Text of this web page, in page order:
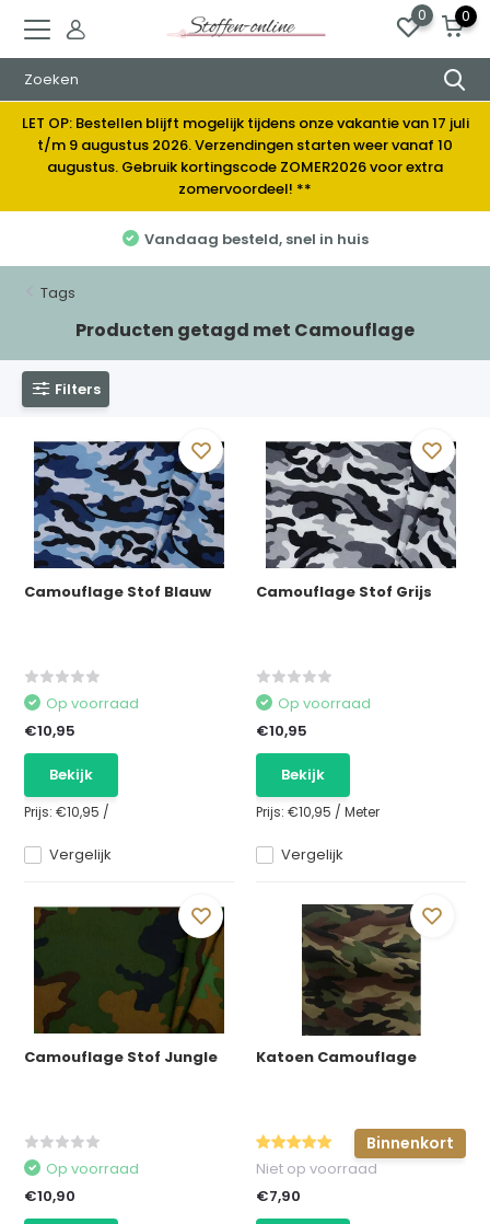
0 0
LET OP: Bestellen blijft mogelijk tijdens onze vakantie van 17 juli
t/m 9 augustus 2026. Verzendingen starten weer vanaf 10
augustus. Gebruik kortingscode ZOMER2026 voor extra
zomervoordeel! **
Vandaag besteld, snel in huis
Tags
Producten getagd met Camouflage
Filters
Camouflage Stof Blauw
Vergelijk
Op voorraad
€10,95
Bekijk
Prijs:€10,95 /
Camouflage Stof Grijs
Vergelijk
Op voorraad
€10,95
Bekijk
Prijs: €10,95 / Meter
Camouflage Stof Jungle
Op voorraad
€10,90
Katoen Camouflage
Binnenkort
Niet op voorraad
€7,90